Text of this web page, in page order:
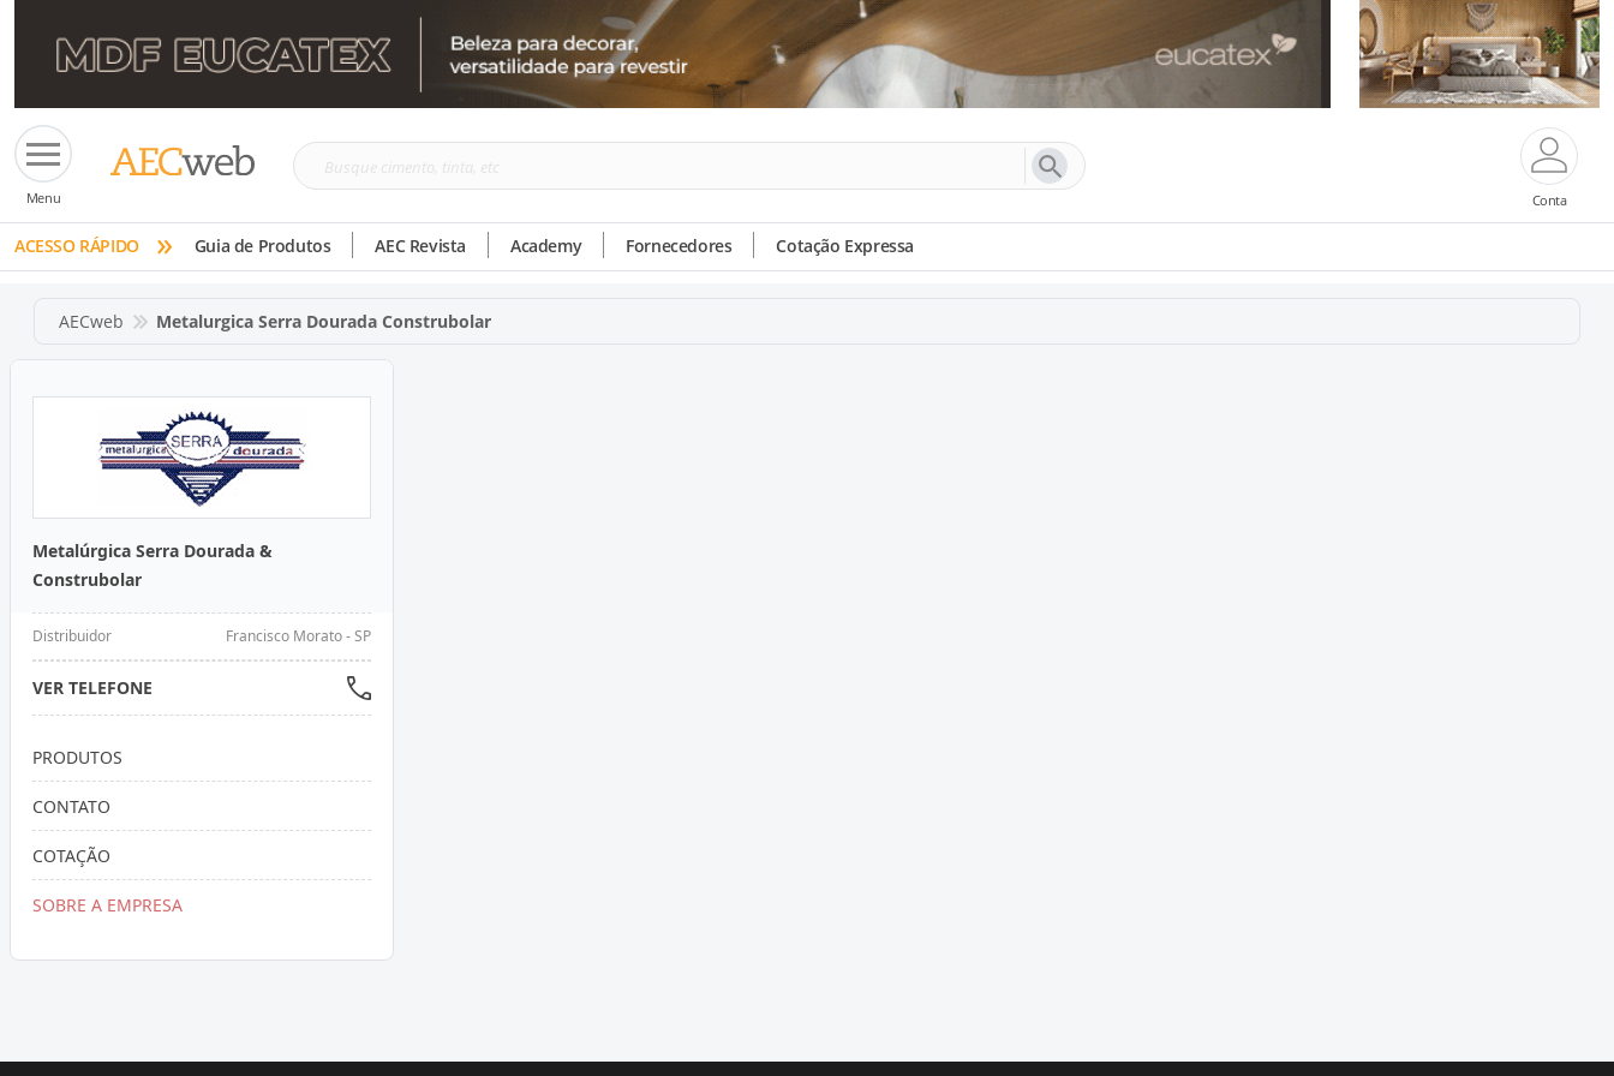
Menu
Busque
tinta,
etc
Conta
ACESSO RÁPIDO » Guia de Produtos AEC Revista Academy Fornecedores Cotação Expressa
AECweb Metalurgica Serra Dourada Construbolar
Metalúrgica Serra Dourada &
Construbolar
Distribuidor Francisco Morato - SP
VER TELEFONE
PRODUTOS
CONTATO
COTAÇÃO
SOBRE A EMPRESA